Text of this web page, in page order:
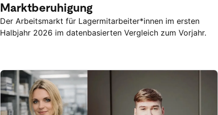
Marktberuhigung
Der Arbeitsmarkt für Lagermitarbeiter*innen im ersten
Halbjahr 2026 im datenbasierten Vergleich zum Vorjahr.